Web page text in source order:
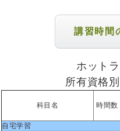
講習時間
ホット
所有資格
科目名 時間数
自宅学習